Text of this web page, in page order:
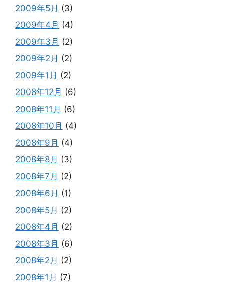
2009年5月 (3)
2009年4月 (4)
2009年3月 (2)
2009年2月 (2)
2009年1月 (2)
2008年12月 (6)
2008年11月 (6)
2008年10月 (4)
2008年9月 (4)
2008年8月 (3)
2008年7月 (2)
2008年6月 (1)
2008年5月 (2)
2008年4月 (2)
2008年3月 (6)
2008年2月 (2)
2008年1月 (7)